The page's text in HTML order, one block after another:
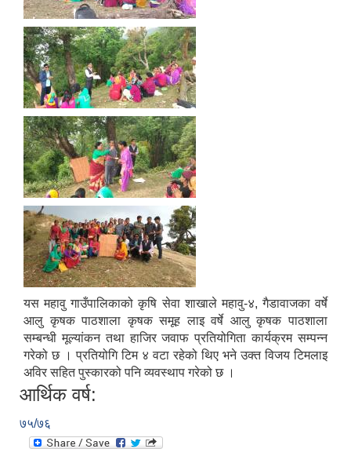
यस महावु गाउँपालिकाको कृषि सेवा शाखाले महावु-४, गैडावाजका वर्षे
आलु कृषक पाठशाला कृषक समूह लाइ वर्षे आलु कृषक पाठशाला
सम्बन्धी मूल्यांकन तथा हाजिर जवाफ प्रतियोगिता कार्यक्रम सम्पन्न
गरेको छ । प्रतियोगि टिम ४ वटा रहेको थिए भने उक्त विजय टिमलाइ
अविर सहित पुस्कारको पनि व्यवस्थाप गरेको छ ।
आर्थिक वर्ष:
७५/७६